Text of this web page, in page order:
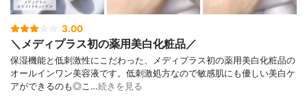
3.00
＼メディプラス初の薬用美白化粧品／
保湿機能と低刺激性にこだわった、メディプラス初の薬用美白化粧品の
オールインワン美容液です。低刺激処方なので敏感肌にも優しい美白ケ
アができるのも◎こ…続きを見る